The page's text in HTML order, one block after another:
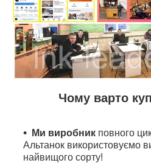
Чому варто
Ми виробник повного
Альтанок використовуємо
найвищого сорту!